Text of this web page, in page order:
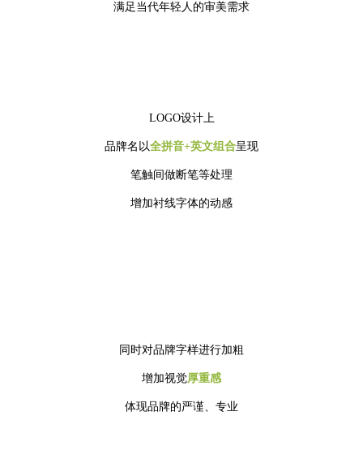
满足当代年轻人的审美需求
LOGO设计上
品牌名以全拼音+英文组合呈现
笔触间做断笔等处理
增加衬线字体的动感
同时对品牌字样进行加粗
增加视觉厚重感
体现品牌的严谨、专业